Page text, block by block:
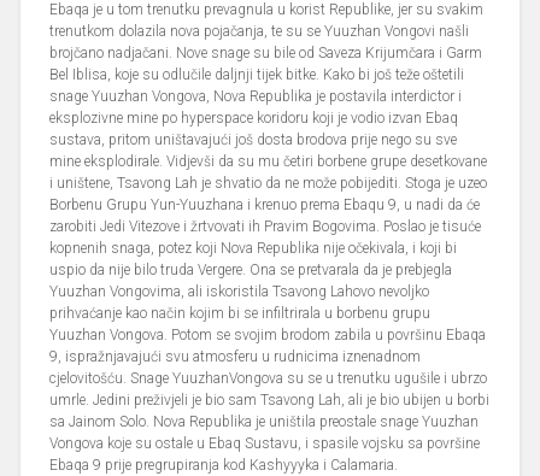
Ebaqa je u tom trenutku prevagnula u korist Republike, jer su svakim
trenutkom dolazila nova pojačanja, te su se Yuuzhan Vongovi našli
brojčano nadjačani. Nove snage su bile od Saveza Krijumčara i Garm
Bel Iblisa, koje su odlučile daljnji tijek bitke. Kako bi još teže oštetili
snage Yuuzhan Vongova, Nova Republika je postavila interdictor i
eksplozivne mine po hyperspace koridoru koji je vodio izvan Ebaq
sustava, pritom uništavajući još dosta brodova prije nego su sve
mine eksplodirale. Vidjevši da su mu četiri borbene grupe desetkovane
i uništene, Tsavong Lah je shvatio da ne može pobijediti. Stoga je uzeo
Borbenu Grupu Yun-Yuuzhana i krenuo prema Ebaqu 9, u nadi da će
zarobiti Jedi Vitezove i žrtvovati ih Pravim Bogovima. Poslao je tisuće
kopnenih snaga, potez koji Nova Republika nije očekivala, i koji bi
uspio da nije bilo truda Vergere. Ona se pretvarala da je prebjegla
Yuuzhan Vongovima, ali iskoristila Tsavong Lahovo nevoljko
prihvaćanje kao način kojim bi se infiltrirala u borbenu grupu
Yuuzhan Vongova. Potom se svojim brodom zabila u površinu Ebaqa
9, ispražnjavajući svu atmosferu u rudnicima iznenadnom
cjelovitošću. Snage YuuzhanVongova su se u trenutku ugušile i ubrzo
umrle. Jedini preživjeli je bio sam Tsavong Lah, ali je bio ubijen u borbi
sa Jainom Solo. Nova Republika je uništila preostale snage Yuuzhan
Vongova koje su ostale u Ebaq Sustavu, i spasile vojsku sa površine
Ebaqa 9 prije pregrupiranja kod Kashyyyka i Calamaria.